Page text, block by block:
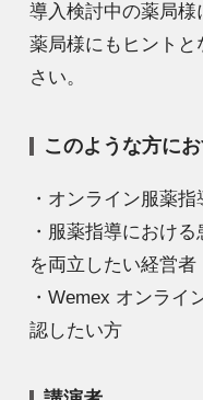
導入検討中の薬局様
薬局様にもヒント
さい。
このような方に
・オンライン服薬
・服薬指導におけ
を両立したい経営
・Wemex オンライ
認したい方